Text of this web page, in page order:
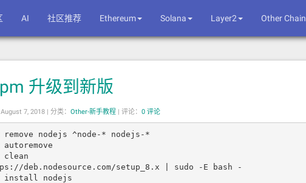
AI 社区推荐 Ethereum Solana Layer2 Other Chain
升级到新版
7, 2018 | 分类： Other-新手教程 | 评论： 0 评论
nodejs ^node-* nodejs-*
clean
deb.nodesource.com/setup_8.x | sudo -E bash -
install nodejs